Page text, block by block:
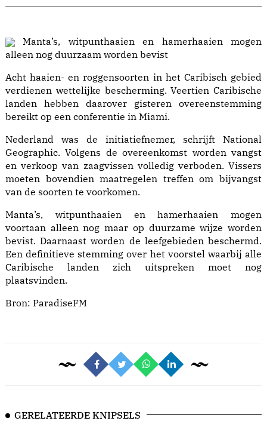
Manta’s, witpunthaaien en hamerhaaien mogen
alleen nog duurzaam worden bevist
Acht haaien- en roggensoorten in het Caribisch gebied
verdienen wettelijke bescherming. Veertien Caribische
landen hebben daarover gisteren overeenstemming
bereikt op een conferentie in Miami.
Nederland was de initiatiefnemer, schrijft National
Geographic. Volgens de overeenkomst worden vangst
en verkoop van zaagvissen volledig verboden. Vissers
moeten bovendien maatregelen treffen om bijvangst
van de soorten te voorkomen.
Manta’s, witpunthaaien en hamerhaaien mogen
voortaan alleen nog maar op duurzame wijze worden
bevist. Daarnaast worden de leefgebieden beschermd.
Een definitieve stemming over het voorstel waarbij alle
Caribische landen zich uitspreken moet nog
plaatsvinden.
Bron: ParadiseFM
GERELATEERDE KNIPSELS